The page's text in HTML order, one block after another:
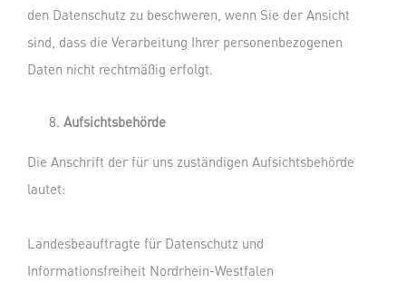
den Datenschutz zu beschweren, wenn Sie der Ansicht
sind, dass die Verarbeitung Ihrer personenbezogenen
Daten nicht rechtmäßig erfolgt.
Aufsichtsbehörde
Die Anschrift der für uns zuständigen Aufsichtsbehörde
lautet:
Landesbeauftragte für Datenschutz und
Informationsfreiheit Nordrhein-Westfalen